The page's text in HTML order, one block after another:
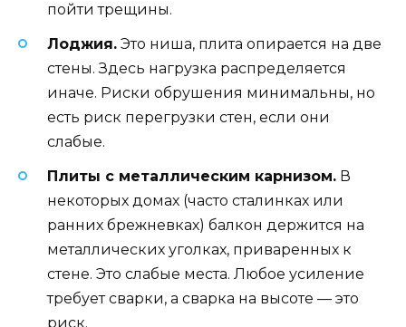
пойти трещины.
Лоджия. Это ниша, плита опирается на две
стены. Здесь нагрузка распределяется
иначе. Риски обрушения минимальны, но
есть риск перегрузки стен, если они
слабые.
Плиты с металлическим карнизом. В
некоторых домах (часто сталинках или
ранних брежневках) балкон держится на
металлических уголках, приваренных к
стене. Это слабые места. Любое усиление
требует сварки, а сварка на высоте — это
риск.